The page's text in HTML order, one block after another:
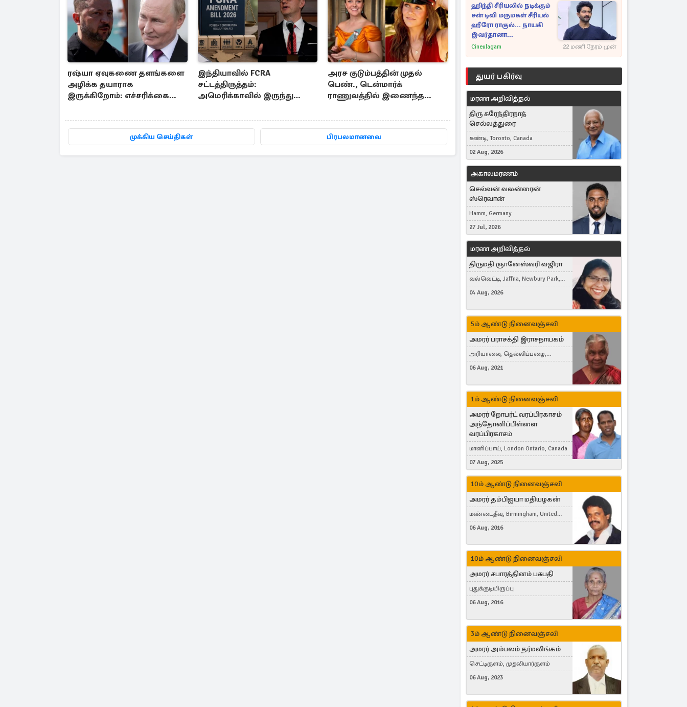
ரஷ்யா ஏவுகணை தளங்களை
அழிக்க தயாராக
இருக்கிறோம்: எச்சரிக்கை
இந்தியாவில் FCRA
சட்டத்திருத்தம்:
அமெரிக்காவில் இருந்து
அரச குடும்பத்தின் முதல்
பெண்., டென்மார்க்
ராணுவத்தில் இணைந்த
முக்கிய செய்திகள் பிரபலமானவை
ஹிந்தி சீரியலில் நடிக்கும்
சன் டிவி மருமகள் சீரியல்
ஹீரோ ராகுல்... நாயகி
இவர்தானா...
Cineulagam 22 மணி நேரம் முன்
துயர் பகிர்வு
மரண அறிவித்தல்
திரு சுரேந்திரநாத்
செல்லத்துரை
கண்டி, Toronto, Canada
02 Aug, 2026
அகாலமரணம்
செல்வன் வலன்ரைன்
ஸ்ரெவான்
Hamm, Germany
27 Jul, 2026
மரண அறிவித்தல்
திருமதி ஞானேஸ்வரி வஜிரா
வல்வெட்டி, Jaffna, Newbury Park,
United Kingdom
04 Aug, 2026
5ம் ஆண்டு நினைவஞ்சலி
அமரர் பராசக்தி இராசநாயகம்
அரியாலை, தெல்லிப்பழை,
Montreal, Canada
06 Aug, 2021
1ம் ஆண்டு நினைவஞ்சலி
அமரர் றோபர்ட் வரப்பிரகாசம்
அந்தோனிப்பிள்ளை
வரப்பிரகாசம்
மானிப்பாய், London Ontario, Canada
07 Aug, 2025
10ம் ஆண்டு நினைவஞ்சலி
அமரர் தம்பிஐயா மதியழகன்
மண்டைதீவு, Birmingham, United
Kingdom
06 Aug, 2016
10ம் ஆண்டு நினைவஞ்சலி
அமரர் சபாரத்தினம் பசுபதி
புதுக்குடியிருப்பு
06 Aug, 2016
3ம் ஆண்டு நினைவஞ்சலி
அமரர் அம்பலம் தர்மலிங்கம்
செட்டிகுளம், முதலியார்குளம்
06 Aug, 2023